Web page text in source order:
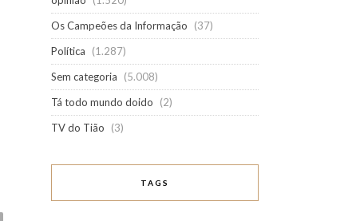
Os Campeões da Informação
(37)
Política
(1.287)
Sem categoria
(5.008)
Tá todo mundo doido
(2)
TV do Tião
(3)
TAGS